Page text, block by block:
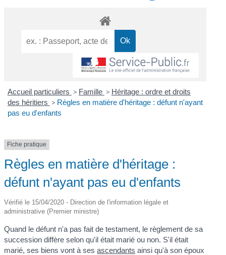
Accueil particuliers > Famille > Héritage : ordre et droits
des héritiers > Règles en matière d'héritage : défunt n'ayant
pas eu d'enfants
Fiche pratique
Règles en matière d'héritage :
défunt n'ayant pas eu d'enfants
Vérifié le 15/04/2020 - Direction de l'information légale et
administrative (Premier ministre)
Quand le défunt n'a pas fait de testament, le règlement de sa
succession diffère selon qu'il était marié ou non. S'il était
marié, ses biens vont à sesascendants ainsi qu'à son époux